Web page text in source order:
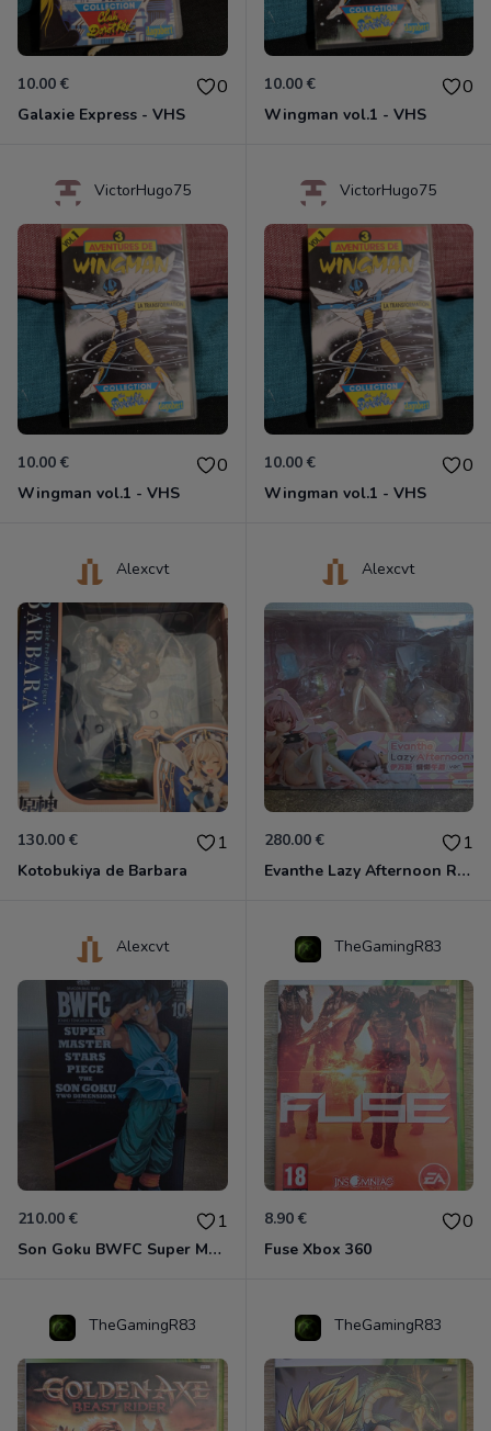
10.00 € 0
Galaxie Express - VHS
10.00 € 0
Wingman vol.1 - VHS
VictorHugo75
10.00 € 0
Wingman vol.1 - VHS
VictorHugo75
10.00 € 0
Wingman vol.1 - VHS
Alexcvt
130.00 € 1
Kotobukiya de Barbara
Alexcvt
280.00 € 1
Evanthe Lazy Afternoon Red Pride of Eden
Alexcvt
210.00 € 1
Son Goku BWFC Super Master Stars
TheGamingR83
8.90 € 0
Fuse Xbox 360
TheGamingR83 TheGamingR83